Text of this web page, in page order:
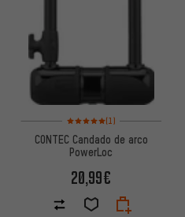
Valoración media: 5 de 5
(1)
CONTEC Candado de arco
PowerLoc
20,99€